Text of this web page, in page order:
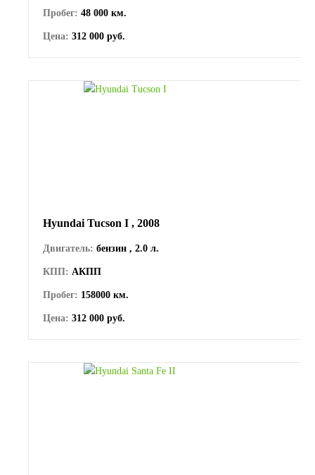
Пробег: 48 000 км.
Цена: 312 000 руб.
Hyundai Tucson I , 2008
Двигатель: бензин , 2.0 л.
КПП: АКПП
Пробег: 158000 км.
Цена: 312 000 руб.